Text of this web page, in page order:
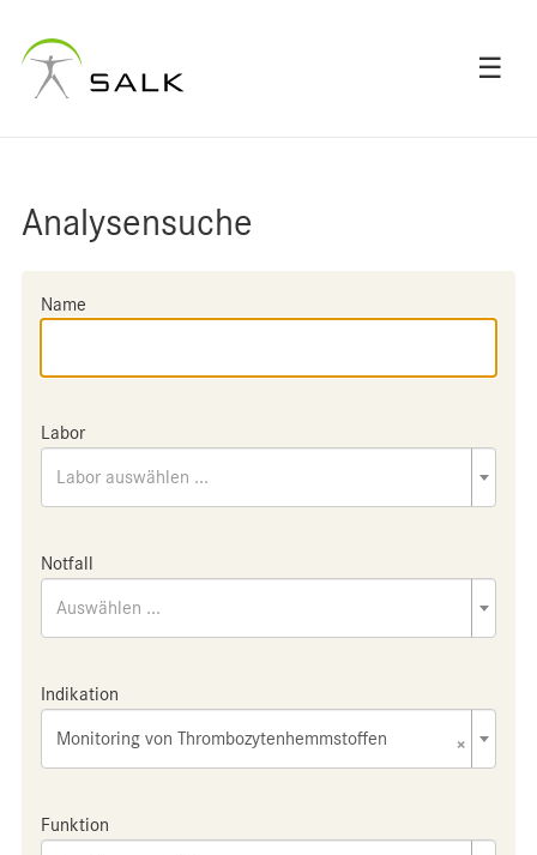
☰
Analysensuche
Name
Labor
Labor auswählen ...
Notfall
Auswählen ...
Indikation
×
Monitoring von Thrombozytenhemmstoffen
Funktion